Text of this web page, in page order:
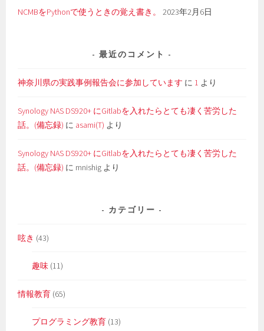
NCMBをPythonで使うときの覚え書き。 2023年2月6日
最近のコメント
神奈川県の実践事例報告会に参加しています に 1 より
Synology NAS DS920+ にGitlabを入れたらとても凄く苦労した
話。(備忘録) に asami(T) より
Synology NAS DS920+ にGitlabを入れたらとても凄く苦労した
話。(備忘録) に mnishig より
カテゴリー
呟き (43)
趣味 (11)
情報教育 (65)
プログラミング教育 (13)